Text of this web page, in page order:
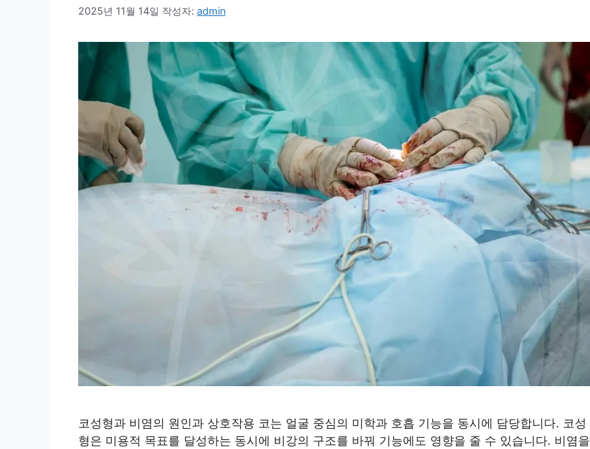
2025년 11월 14일 작성자: admin
코성형과 비염의 원인과 상호작용 코는 얼굴 중심의 미학과 호흡 기능을 동시에 담당합니다. 코성
형은 미용적 목표를 달성하는 동시에 비강의 구조를 바꿔 기능에도 영향을 줄 수 있습니다. 비염을